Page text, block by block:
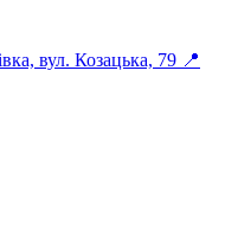
вул. Козацька, 79 📍